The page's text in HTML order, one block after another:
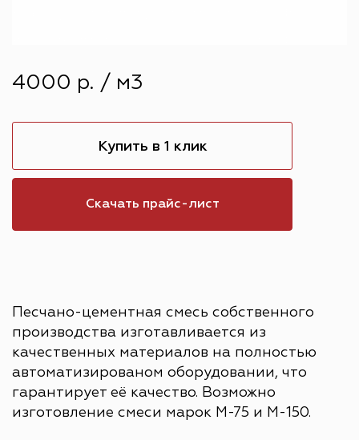
4000 р. / м3
Купить в 1 клик
Скачать прайс-лист
Песчано-цементная смесь собственного
производства изготавливается из
качественных материалов на полностью
автоматизированом оборудовании, что
гарантирует её качество. Возможно
изготовление смеси марок М-75 и М-150.